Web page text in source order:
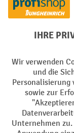
Soziale
Barrierefreiheit